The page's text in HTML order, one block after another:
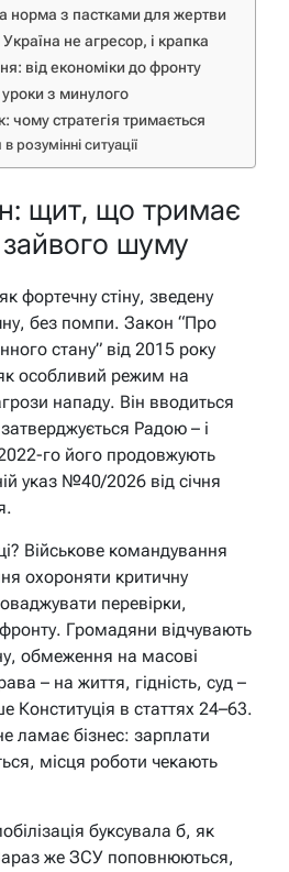
норма з пастками для жертви
не агресор, і крапка
від економіки до фронту
уроки з минулого
чому стратегія тримається
розумінні ситуації
щит, що тримає
шуму
фортечну стіну, зведену
без помпи. Закон “Про
стану” від 2015 року
особливий режим на
нападу. Він вводиться
Радою – і
го його продовжують
указ №40/2026 від січня
Військове командування
охороняти критичну
перевірки,
Громадяни відчувають
обмеження на масові
– на життя, гідність, суд –
Конституція в статтях 24–63.
ламає бізнес: зарплати
місця роботи чекають
буксувала б, як
же ЗСУ поповнюються,